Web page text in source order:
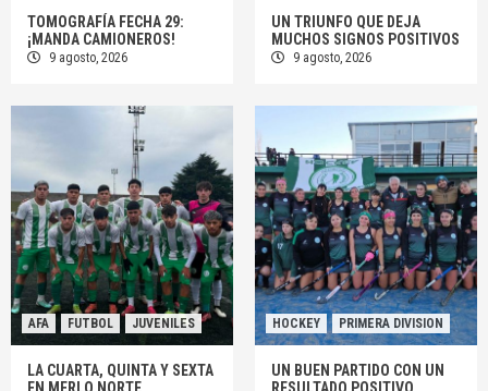
TOMOGRAFÍA FECHA 29:
¡MANDA CAMIONEROS!
9 agosto, 2026
UN TRIUNFO QUE DEJA
MUCHOS SIGNOS POSITIVOS
9 agosto, 2026
AFA FUTBOL JUVENILES
LA CUARTA, QUINTA Y SEXTA
HOCKEY PRIMERA DIVISION
UN BUEN PARTIDO CON UN